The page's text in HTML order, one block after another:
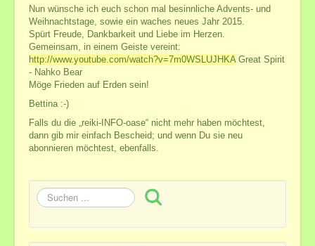
Nun wünsche ich euch schon mal besinnliche Advents- und
Weihnachtstage, sowie ein waches neues Jahr 2015.
Spürt Freude, Dankbarkeit und Liebe im Herzen.
Gemeinsam, in einem Geiste vereint:
http://www.youtube.com/watch?v=7m0WSLUJHKA Great Spirit
- Nahko Bear
Möge Frieden auf Erden sein!
Bettina :-)
Falls du die „reiki-INFO-oase“ nicht mehr haben möchtest,
dann gib mir einfach Bescheid; und wenn Du sie neu
abonnieren möchtest, ebenfalls.
Suchen
...